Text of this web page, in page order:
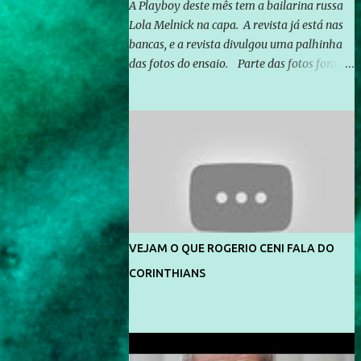
A Playboy deste mês tem a bailarina russa
Lola Melnick na capa. A revista já está nas
bancas, e a revista divulgou uma palhinha
das fotos do ensaio. Parte das fotos foram
divulga capa e primeiras fotos de Lola
Melnick - @aredacao
VEJAM O QUE ROGERIO CENI FALA DO
CORINTHIANS